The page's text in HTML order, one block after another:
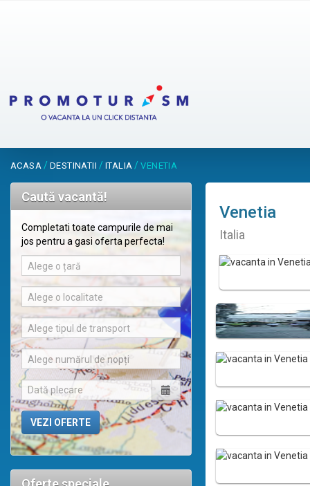
ACASA / DESTINATII / ITALIA /VENETIA
Caută vacantă!
Completati toate campurile de mai
jos pentru a gasi oferta perfecta!
Alege o țară
Alege o localitate
Alege tipul de transport
Alege numărul de nopți
Venetia
Italia